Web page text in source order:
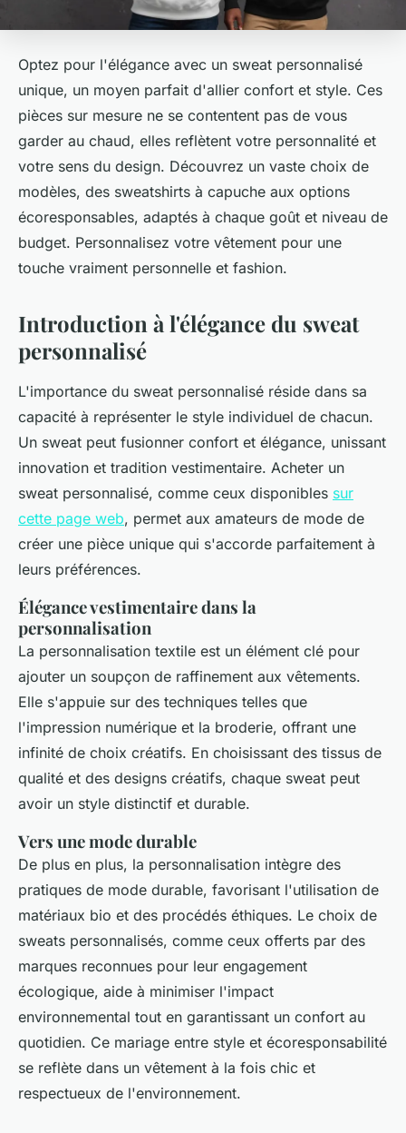
Optez pour l'élégance avec un sweat personnalisé
unique, un moyen parfait d'allier confort et style. Ces
pièces sur mesure ne se contentent pas de vous
garder au chaud, elles reflètent votre personnalité et
votre sens du design. Découvrez un vaste choix de
modèles, des sweatshirts à capuche aux options
écoresponsables, adaptés à chaque goût et niveau de
budget. Personnalisez votre vêtement pour une
touche vraiment personnelle et fashion.
Introduction à l'élégance du sweat
personnalisé
L'importance du sweat personnalisé réside dans sa
capacité à représenter le style individuel de chacun.
Un sweat peut fusionner confort et élégance, unissant
innovation et tradition vestimentaire. Acheter un
sweat personnalisé, comme ceux disponibles sur
cette page web, permet aux amateurs de mode de
créer une pièce unique qui s'accorde parfaitement à
leurs préférences.
Élégance vestimentaire dans la
personnalisation
La personnalisation textile est un élément clé pour
ajouter un soupçon de raffinement aux vêtements.
Elle s'appuie sur des techniques telles que
l'impression numérique et la broderie, offrant une
infinité de choix créatifs. En choisissant des tissus de
qualité et des designs créatifs, chaque sweat peut
avoir un style distinctif et durable.
Vers une mode durable
De plus en plus, la personnalisation intègre des
pratiques de mode durable, favorisant l'utilisation de
matériaux bio et des procédés éthiques. Le choix de
sweats personnalisés, comme ceux offerts par des
marques reconnues pour leur engagement
écologique, aide à minimiser l'impact
environnemental tout en garantissant un confort au
quotidien. Ce mariage entre style et écoresponsabilité
se reflète dans un vêtement à la fois chic et
respectueux de l'environnement.